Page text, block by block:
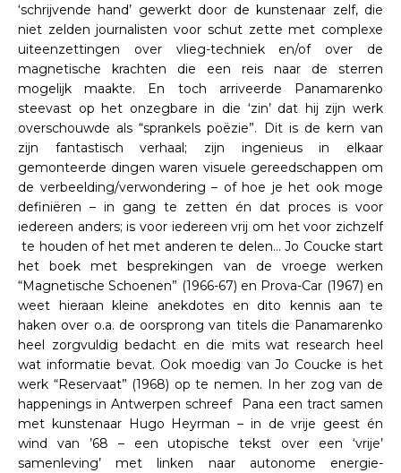
‘schrijvende hand’ gewerkt door de kunstenaar zelf, die
niet zelden journalisten voor schut zette met complexe
uiteenzettingen over vlieg-techniek en/of over de
magnetische krachten die een reis naar de sterren
mogelijk maakte. En toch arriveerde Panamarenko
steevast op het onzegbare in die ‘zin’ dat hij zijn werk
overschouwde als “sprankels poëzie”. Dit is de kern van
zijn fantastisch verhaal; zijn ingenieus in elkaar
gemonteerde dingen waren visuele gereedschappen om
de verbeelding/verwondering – of hoe je het ook moge
definiëren – in gang te zetten én dat proces is voor
iedereen anders; is voor iedereen vrij om het voor zichzelf
te houden of het met anderen te delen… Jo Coucke start
het boek met besprekingen van de vroege werken
“Magnetische Schoenen” (1966-67) en Prova-Car (1967) en
weet hieraan kleine anekdotes en dito kennis aan te
haken over o.a. de oorsprong van titels die Panamarenko
heel zorgvuldig bedacht en die mits wat research heel
wat informatie bevat. Ook moedig van Jo Coucke is het
werk “Reservaat” (1968) op te nemen. In her zog van de
happenings in Antwerpen schreef Pana een tract samen
met kunstenaar Hugo Heyrman – in de vrije geest én
wind van ’68 – een utopische tekst over een ‘vrije’
samenleving’ met linken naar autonome energie-